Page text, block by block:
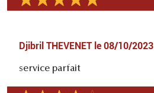
Djibril THEVENET le 08/10/2023
service parfait